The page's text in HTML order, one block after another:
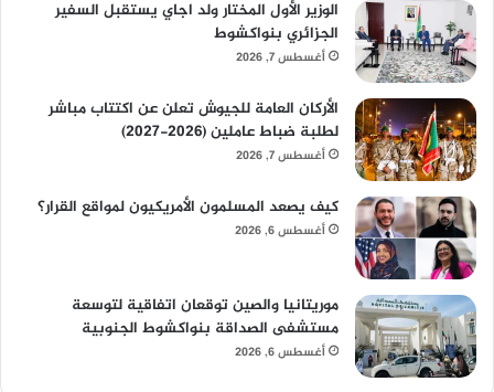
الوزير الأول المختار ولد اجاي يستقبل السفير
الجزائري بنواكشوط
أغسطس 7, 2026
الأركان العامة للجيوش تعلن عن اكتتاب مباشر
لطلبة ضباط عاملين (2026-2027)
أغسطس 7, 2026
كيف يصعد المسلمون الأمريكيون لمواقع القرار؟
أغسطس 6, 2026
موريتانيا والصين توقعان اتفاقية لتوسعة
مستشفى الصداقة بنواكشوط الجنوبية
أغسطس 6, 2026